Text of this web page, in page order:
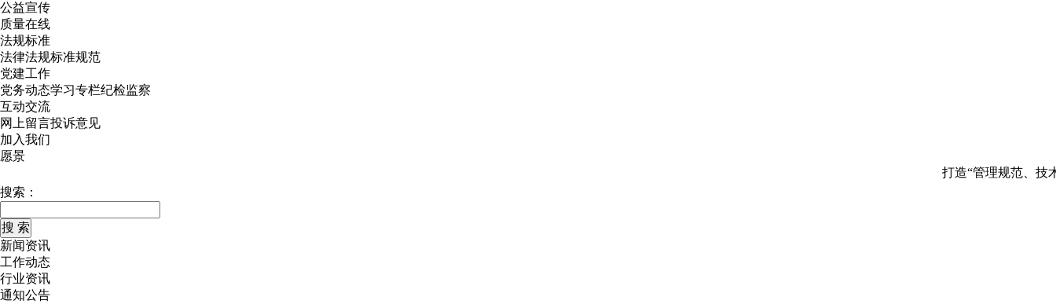
公益宣传
质量在线
法规标准
法律法规标准规范
党建工作
党务动态学习专栏纪检监察
互动交流
网上留言投诉意见
加入我们
愿景
打造“管理规范、技
搜索：
新闻资讯
工作动态
行业资讯
通知公告